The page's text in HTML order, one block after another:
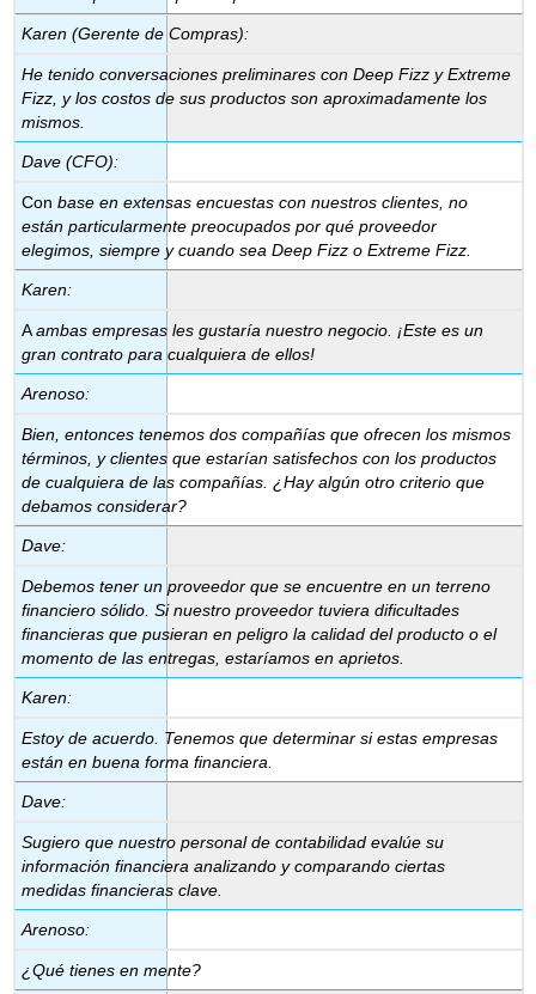
Karen (Gerente de Compras):
He tenido conversaciones preliminares con Deep Fizz y Extreme
Fizz, y los costos de sus productos son aproximadamente los
mismos.
Dave (CFO):
Conbase en extensas encuestas con nuestros clientes, no
están particularmente preocupados por qué proveedor
elegimos, siempre y cuando sea Deep Fizz o Extreme Fizz.
Karen:
Aambas empresas les gustaría nuestro negocio. ¡Este es un
gran contrato para cualquiera de ellos!
Arenoso:
Bien, entonces tenemos dos compañías que ofrecen los mismos
términos, y clientes que estarían satisfechos con los productos
de cualquiera de las compañías. ¿Hay algún otro criterio que
debamos considerar?
Dave:
Debemos tener un proveedor que se encuentre en un terreno
financiero sólido. Si nuestro proveedor tuviera dificultades
financieras que pusieran en peligro la calidad del producto o el
momento de las entregas, estaríamos en aprietos.
Karen:
Estoy de acuerdo. Tenemos que determinar si estas empresas
están en buena forma financiera.
Dave:
Sugiero que nuestro personal de contabilidad evalúe su
información financiera analizando y comparando ciertas
medidas financieras clave.
Arenoso:
¿Qué tienes en mente?